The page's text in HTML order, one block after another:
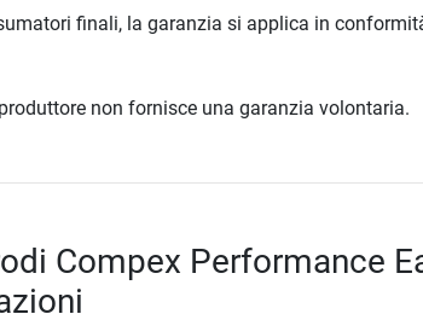
finali, la garanzia si applica in
non fornisce una garanzia volontaria.
Compex Performance